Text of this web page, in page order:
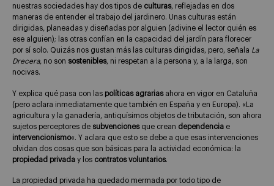
nuestras sociedades hay dos tipos de culturas, reflejadas en dos
maneras de entender el trabajo del jardinero. Unas culturas están
dirigidas, planeadas y diseñadas por alguien (adivine el lector quién es
ese alguien); las otras confían en la capacidad del jardín para florecer
por sí solo. Quizás nos gustan más las culturas dirigidas, pero, señala La
Drecera, no son sostenibles, ni respetan a la persona y, a la larga, son
nocivas.
Y explica qué pasa con las políticas agrariasahora en vigor en Cataluña
(pero aclara inmediatamente que también en España y en Europa). «La
agricultura y la ganadería, antiquísimos objetos de tributación, son ahora
sujetos perceptores de subvencionesque crean dependencia e
intervencionismo«. Y aclara que esto se debe a que esas intervenciones
olvidan dos cosas que son básicas para la actividad económica: la
propiedad privada y los contratos voluntarios.
La propiedad privada ha quedado mermada por todo tipo de